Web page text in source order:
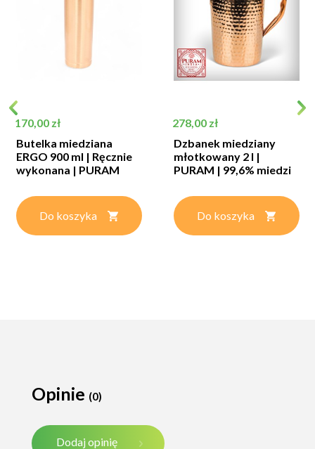
Cena
170,00 zł
Butelka miedziana
ERGO 900 ml | Ręcznie
wykonana | PURAM
Do koszyka
Cena
278,00 zł
Dzbanek miedziany
młotkowany 2 l |
PURAM | 99,6% miedzi
Do koszyka
Opinie (0)
Dodaj opinię